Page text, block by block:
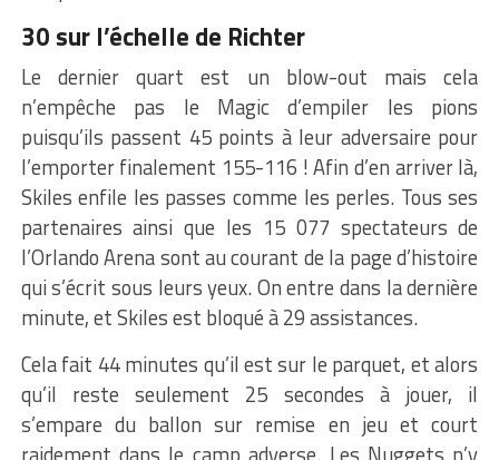
30 sur l’échelle de Richter
Le dernier quart est un blow-out mais cela
n’empêche pas le Magic d’empiler les pions
puisqu’ils passent 45 points à leur adversaire pour
l’emporter finalement 155-116 ! Afin d’en arriver là,
Skiles enfile les passes comme les perles. Tous ses
partenaires ainsi que les 15 077 spectateurs de
l’Orlando Arena sont au courant de la page d’histoire
qui s’écrit sous leurs yeux. On entre dans la dernière
minute, et Skiles est bloqué à 29 assistances.
Cela fait 44 minutes qu’il est sur le parquet, et alors
qu’il reste seulement 25 secondes à jouer, il
s’empare du ballon sur remise en jeu et court